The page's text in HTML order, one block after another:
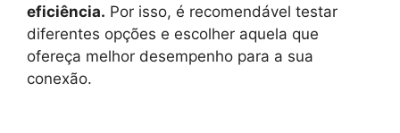
eficiência. Por isso, é recomendável testar
diferentes opções e escolher aquela que
ofereça melhor desempenho para a sua
conexão.